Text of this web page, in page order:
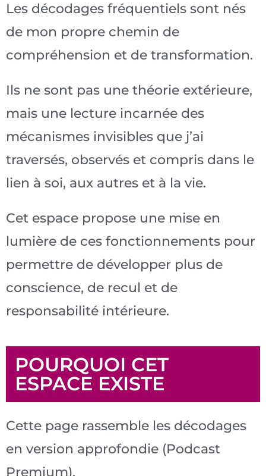
Les décodages fréquentiels sont nés
de mon propre chemin de
compréhension et de transformation.
Ils ne sont pas une théorie extérieure,
mais une lecture incarnée des
mécanismes invisibles que j’ai
traversés, observés et compris dans le
lien à soi, aux autres et à la vie.
Cet espace propose une mise en
lumière de ces fonctionnements pour
permettre de développer plus de
conscience, de recul et de
responsabilité intérieure.
POURQUOI CET
ESPACE EXISTE
Cette page rassemble les décodages
en version approfondie (Podcast
Premium).